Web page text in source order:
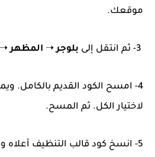
موقعك.
بلوجر➝ المظهر➝
لاختيار الكل. ثم المسح.